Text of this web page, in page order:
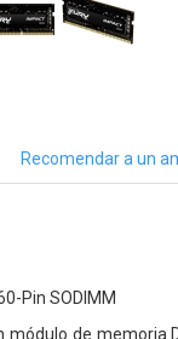
Recomendar a un
Pin SODIMM
módulo de memoria